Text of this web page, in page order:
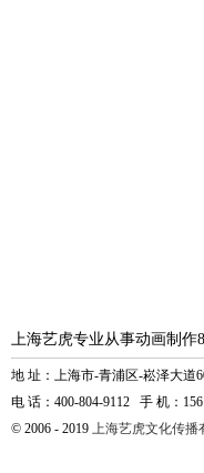
上海艺虎专业从事动画制作
地 址：上海市-青浦区-崧泽大道
电 话：400-804-9112 手 机：
© 2006 - 2019 上海艺虎文化传播